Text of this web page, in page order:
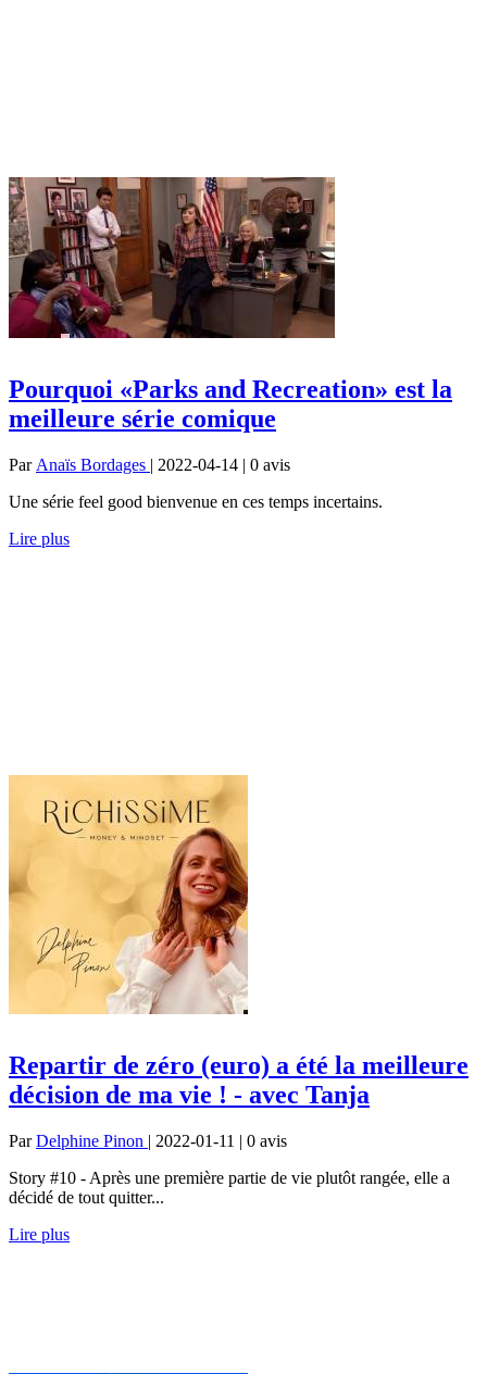
Pourquoi «Parks and Recreation» est la
meilleure série comique
Par Anaïs Bordages | 2022-04-14 | 0 avis
Une série feel good bienvenue en ces temps incertains.
Lire plus
Repartir de zéro (euro) a été la meilleure
décision de ma vie ! - avec Tanja
ParDelphine Pinon | 2022-01-11 | 0 avis
Story #10 - Après une première partie de vie plutôt rangée, elle a
décidé de tout quitter...
Lire plus